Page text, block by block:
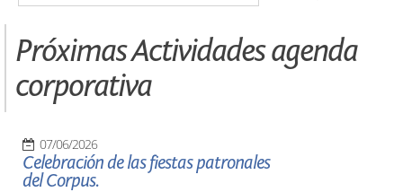
Próximas Actividades agenda
corporativa
07/06/2026
Celebración de las fiestas patronales
del Corpus.